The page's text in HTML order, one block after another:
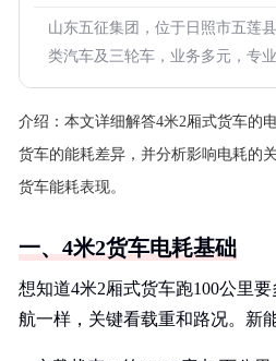
山东五征集团，位于日照市五莲
类汽车及三轮车，业务多元，专
介绍： 本文详细解答4米2厢式货车的
货车的能耗差异，并分析影响电耗的
货车能耗表现。
一、4米2货车电耗基础
想知道4米2厢式货车跑100公里
航一样，关键看载重和路况。新